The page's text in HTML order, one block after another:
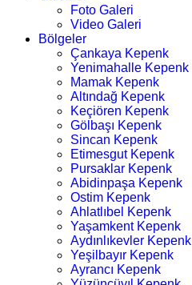
Foto Galeri
Video Galeri
Bölgeler
Çankaya Kepenk
Yenimahalle Kepenk
Mamak Kepenk
Altındağ Kepenk
Keçiören Kepenk
Gölbaşı Kepenk
Sincan Kepenk
Etimesgut Kepenk
Pursaklar Kepenk
Abidinpaşa Kepenk
Ostim Kepenk
Ahlatlıbel Kepenk
Yaşamkent Kepenk
Aydınlıkevler Kepenk
Yeşilbayır Kepenk
Ayrancı Kepenk